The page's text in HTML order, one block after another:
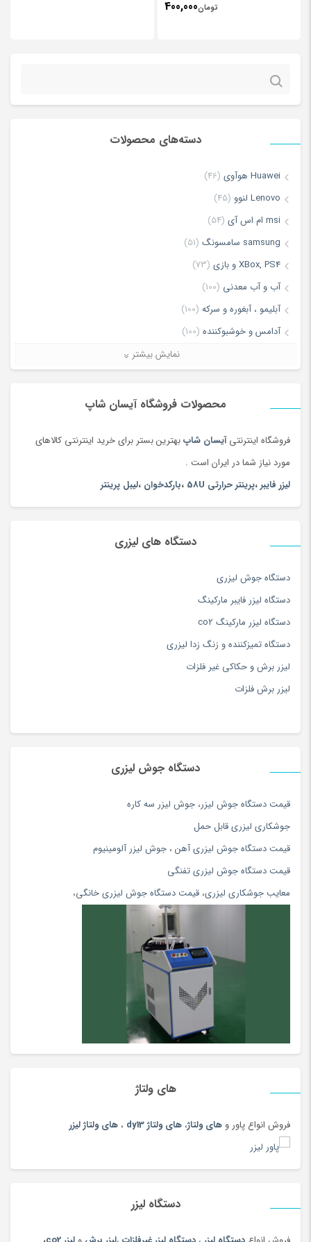
جستجو
دسته‌های محصولات
Huawei هوآوی
(46)
Lenovo لنوو
(45)
msi ام اس آی
(54)
samsung سامسونگ
(51)
XBox, PS4 و بازی
(73)
آب و آب معدنی (100)
آبلیمو ، آبغوره و سرکه (100)
آدامس و خوشبوکننده (100)
آغوشی(132)
آکواریوم، غذا و لوازم آبزیان
آلات موسیقی(1381)
آلبوم عکس(180)
آموزش موسیقی(163)
آموزش نرم افزار و کامپیوتر
آموزش ورزش و سرگرمی
آویز (173)
آویز سرپرده سنتی(15)
آینه (180)
ابزار مراقبت پا(180)
ابزار همه کاره برقی و شارژی(180)
اپل
اتو بخار و پرسی
اتو مو و حالت دهنده
اچ پی hp
(56)
ادویه و چاشنی محلی(81)
اسپینر، ابزار شوخی و سرگرمی
اسکوتر برقی(97)
اصلاح موی گوش، بینی و ابرو (108)
اکسسوری بومی و محلی
نمایش بیشتر
محصولات فروشگاه آیسان شاپ
فروشگاه اینترنتیآیسان شاپبهترین بستر برای خرید اینترنتی کالاهای
مورد نیاز شما در ایران است .
لیزر فایبر،پرینتر حرارتی 58U ،بارکدخوان ،لیبل پرینتر
دستگاه های لیزری
دستگاه جوش لیزری
دستگاه لیزر فایبر مارکینگ
دستگاه لیزر مارکینگ co2
دستگاه تمیزکننده و زنگ زدا لیزری
لیزر برش و حکاکی غیر فلزات
لیزر برش فلزات
دستگاه جوش لیزری
قيمت دستگاه جوش ليزر، جوش ليزر سه كاره
جوشكاري ليزري قابل حمل
قیمت دستگاه جوش لیزری آهن ، جوش لیزر آلومینیوم
قیمت دستگاه جوش لیزری تفنگی
معایب جوشکاری لیزری، قیمت دستگاه جوش لیزری خانگی،
های ولتاژ
فروش انواع پاور و های ولتاژ، های ولتاژ dy13 ، های ولتاژ لیزر
دستگاه لیزر
Name
Email
*
ذخیره نام، ایمیل و وبسایت من در مرورگر برای زمانی که دوباره دیدگاهی
می‌نویسم.
تومان400,000